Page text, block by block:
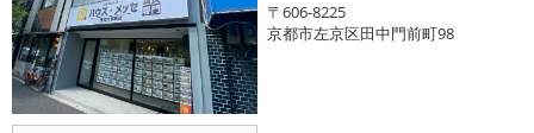
〒606-8225
京都市左京区田中門前町98